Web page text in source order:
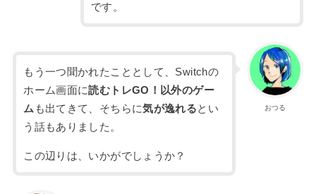
です。
おつる
もう一つ聞かれたこととして、Switchの
ホーム画面に読むトレGO！以外のゲー
ム も出てきて、そちらに気が逸れるとい
う話もありました。
この辺りは、いかがでしょうか？